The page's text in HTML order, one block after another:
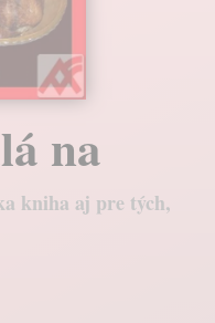
na
kniha aj pre tých,